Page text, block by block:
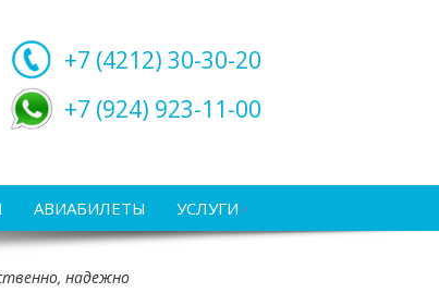
+7 (4212) 30-30-20
+7 (924) 923-11-00
АВИАБИЛЕТЫ УСЛУГИ
надежно